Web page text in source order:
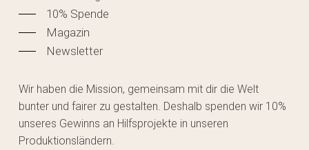
10% Spende
Magazin
Newsletter
Wir haben die Mission, gemeinsam mit dir die Welt
bunter und fairer zu gestalten. Deshalb spenden wir 10%
unseres Gewinns an Hilfsprojekte in unseren
Produktionsländern.